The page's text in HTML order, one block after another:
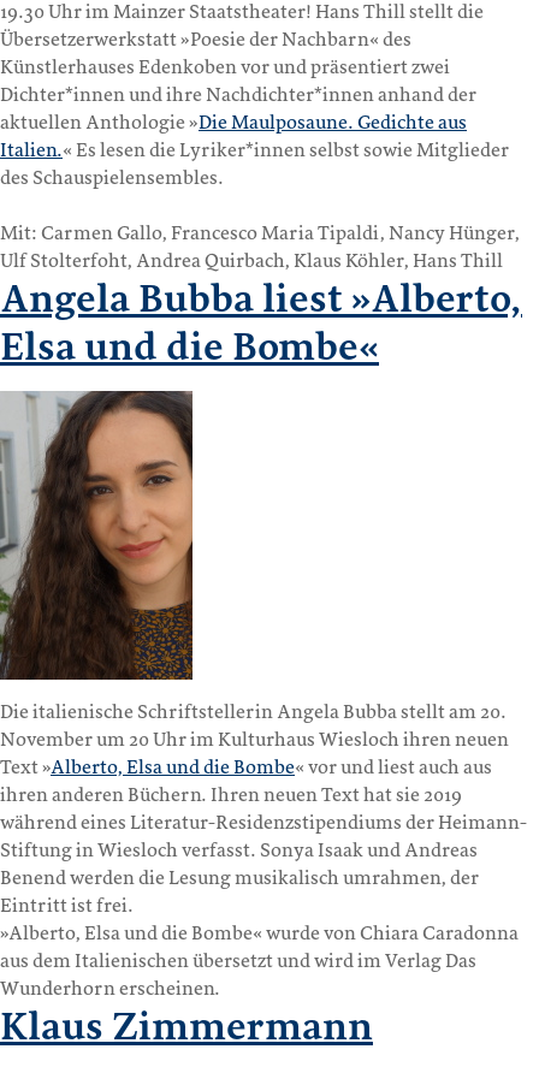
19.30 Uhr im Mainzer Staatstheater! Hans Thill stellt die
Übersetzerwerkstatt »Poesie der Nachbarn« des
Künstlerhauses Edenkoben vor und präsentiert zwei
Dichter*innen und ihre Nachdichter*innen anhand der
aktuellen Anthologie »Die Maulposaune. Gedichte aus
Italien.« Es lesen die Lyriker*innen selbst sowie Mitglieder
des Schauspielensembles.
Mit: Carmen Gallo, Francesco Maria Tipaldi, Nancy Hünger,
Ulf Stolterfoht, Andrea Quirbach, Klaus Köhler, Hans Thill
Angela Bubba liest »Alberto,
Elsa und die Bombe«
Die italienische Schriftstellerin Angela Bubba stellt am 20.
November um 20 Uhr im Kulturhaus Wiesloch ihren neuen
Text »Alberto, Elsa und die Bombe« vor und liest auch aus
ihren anderen Büchern. Ihren neuen Text hat sie 2019
während eines Literatur-Residenzstipendiums der Heimann-
Stiftung in Wiesloch verfasst. Sonya Isaak und Andreas
Benend werden die Lesung musikalisch umrahmen, der
Eintritt ist frei.
»Alberto, Elsa und die Bombe« wurde von Chiara Caradonna
aus dem Italienischen übersetzt und wird im Verlag Das
Wunderhorn erscheinen.
Klaus Zimmermann